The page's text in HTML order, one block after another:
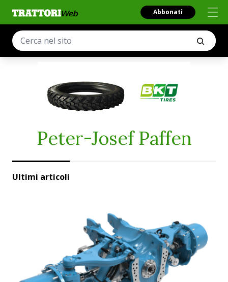
Abbonati
Peter-Josef Paffen
Ultimi articoli